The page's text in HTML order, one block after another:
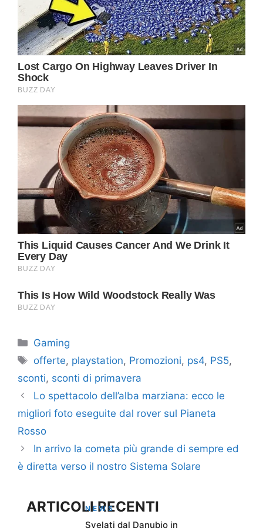
Categorie
Gaming
Tag
offerte, playstation, Promozioni, ps4, PS5,
sconti, sconti di primavera
Lo spettacolo dell’alba marziana: ecco le
migliori foto eseguite dal rover sul Pianeta
Rosso
In arrivo la cometa più grande di sempre ed
è diretta verso il nostro Sistema Solare
ARTICOLI RECENTI
NEWS
Svelati dal Danubio in